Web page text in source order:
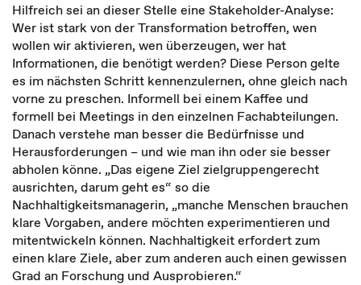
Hilfreich sei an dieser Stelle eine Stakeholder-Analyse:
Wer ist stark von der Transformation betroffen, wen
wollen wir aktivieren, wen überzeugen, wer hat
Informationen, die benötigt werden? Diese Person gelte
es im nächsten Schritt kennenzulernen, ohne gleich nach
vorne zu preschen. Informell bei einem Kaffee und
formell bei Meetings in den einzelnen Fachabteilungen.
Danach verstehe man besser die Bedürfnisse und
Herausforderungen – und wie man ihn oder sie besser
abholen könne. „Das eigene Ziel zielgruppengerecht
ausrichten, darum geht es“ so die
Nachhaltigkeitsmanagerin, „manche Menschen brauchen
klare Vorgaben, andere möchten experimentieren und
mitentwickeln können. Nachhaltigkeit erfordert zum
einen klare Ziele, aber zum anderen auch einen gewissen
Grad an Forschung und Ausprobieren.“